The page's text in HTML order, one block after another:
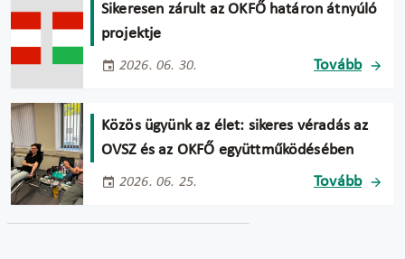
Sikeresen zárult az OKFŐ határon átnyúló
projektje
2026. 06. 30. Tovább
Közös ügyünk az élet: sikeres véradás az
OVSZ és az OKFŐ együttműködésében
2026. 06. 25. Tovább